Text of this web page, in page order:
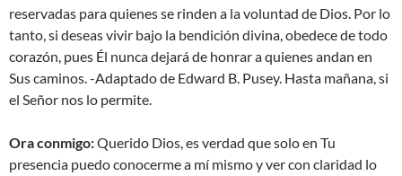
reservadas para quienes se rinden a la voluntad de Dios. Por lo
tanto, si deseas vivir bajo la bendición divina, obedece de todo
corazón, pues Él nunca dejará de honrar a quienes andan en
Sus caminos. -Adaptado de Edward B. Pusey. Hasta mañana, si
el Señor nos lo permite.
Ora conmigo:Querido Dios, es verdad que solo en Tu
presencia puedo conocerme a mí mismo y ver con claridad lo